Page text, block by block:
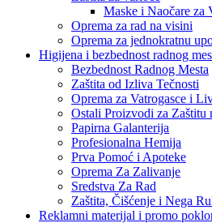
Maske i Naočare za
Oprema za rad na visini
Oprema za jednokratnu
Higijena i bezbednost radnog
Bezbednost Radnog Mesta
Zaštita od Izliva Tečnosti
Oprema za Vatrogasce i
Ostali Proizvodi za Zaštitu
Papirna Galanterija
Profesionalna Hemija
Prva Pomoć i Apoteke
Oprema Za Zalivanje
Sredstva Za Rad
Zaštita, Čišćenje i Nega
Reklamni materijal i promo